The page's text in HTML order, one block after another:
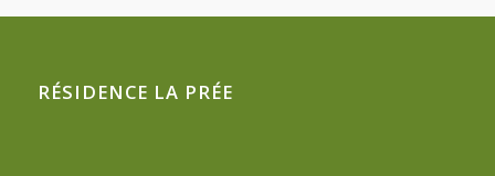
RÉSIDENCE LA PRÉE